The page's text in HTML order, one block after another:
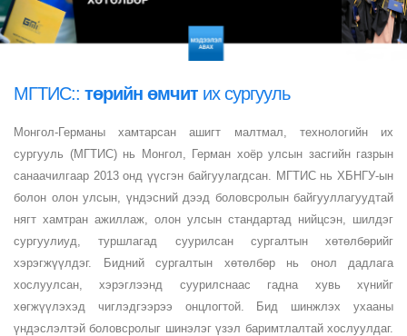
МГТИС:: инженерийн
судалгаанд суурилсан
олон улсын
Кампус
Монгол-Германы хамтарсан
их сургууль
Монгол-Германы хамтарсан ашигт малтмал, технологийн их
сургууль (МГТИС) нь Монгол, Герман хоёр улсын засгийн газрын
санаачилгаар 2013 онд үүсгэн байгуулагдсан. МГТИС нь ХБНГУ-ын
болон олон улсын, үндэсний дээд боловсролын байгууллагуудтай
нягт хамтран ажиллаж, олон улсын стандартад нийцсэн, шилдэг
сургуулиуд, туршлагад суурилсан сургалтын хөтөлбөрийг
хэрэгжүүлдэг. Бидний сургалтын хөтөлбөр нь онол дадлага
хослуулсан, хэрэглээнд суурилснаас гадна хувь хүнийг
хөгжүүлэхэд чиглэдгээрээ онцлогтой. Бид шинжлэх ухааны
үндэслэлтэй боловсролыг шинэлэг үзэл баримтлалтай хослуулдаг.